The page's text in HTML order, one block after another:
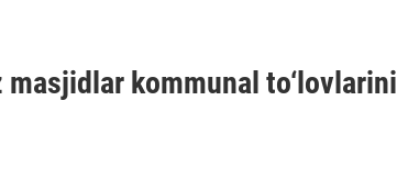
kommunal to‘lovlarini